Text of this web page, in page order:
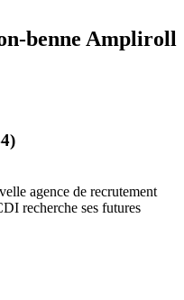
benne Ampliroll
agence de recrutement
recherche ses futures